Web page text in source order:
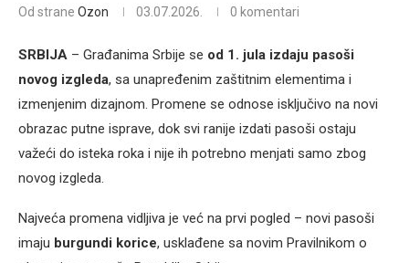
Od strane Ozon 03.07.2026. 0 komentari
SRBIJA – Građanima Srbije se od 1. jula izdaju pasoši
novog izgleda, sa unapređenim zaštitnim elementima i
izmenjenim dizajnom. Promene se odnose isključivo na novi
obrazac putne isprave, dok svi ranije izdati pasoši ostaju
važeći do isteka roka i nije ih potrebno menjati samo zbog
novog izgleda.
Najveća promena vidljiva je već na prvi pogled – novi pasoši
imaju burgundi korice, usklađene sa novim Pravilnikom o